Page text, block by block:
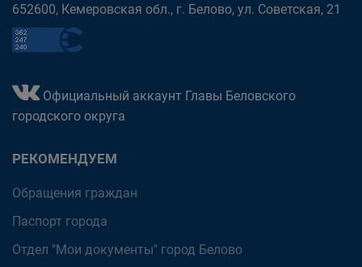
652600, Кемеровская обл., г. Белово, ул. Советская, 21
Официальный аккаунт Главы Беловского
городского округа
РЕКОМЕНДУЕМ
Обращения граждан
Паспорт города
Отдел "Мои документы" город Белово